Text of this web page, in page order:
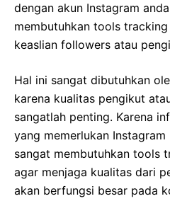
dengan akun Instagram
membutuhkan tools
keaslian followers atau
Hal ini sangat dibutuhkan
karena kualitas pengikut
sangatlah penting. Karena
yang memerlukan
sangat membutuhkan tools
agar menjaga kualitas dari
akan berfungsi besar pada